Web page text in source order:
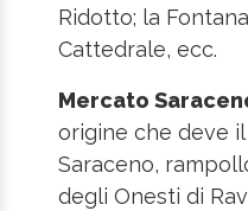
Ridotto; la
Cattedrale, ecc.
Mercato
origine che deve
Saraceno,
degli Onesti di